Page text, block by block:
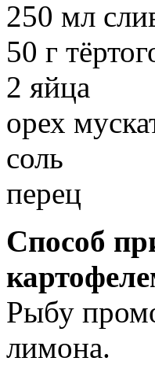
250 мл
50 г
2 яйца
орех
соль
перец
Способ
Рыбу
лимона.